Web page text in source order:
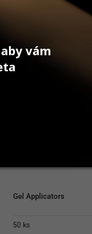
Gel Applicators
50 ks
vám